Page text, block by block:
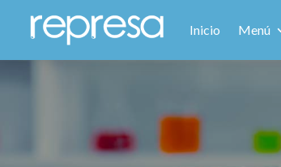
Inicio Menú